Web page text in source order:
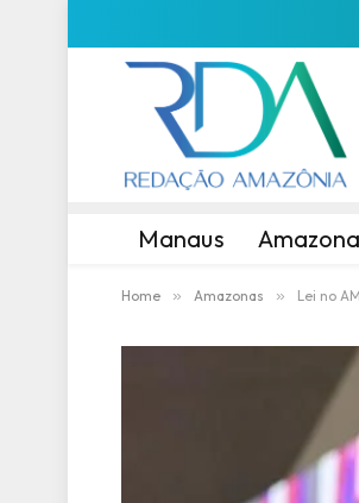
Manaus
Home » Amazonas » Lei no